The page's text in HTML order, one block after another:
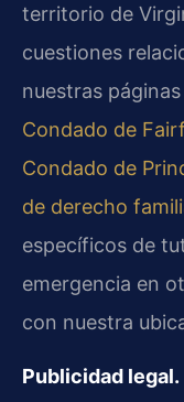
territorio de
cuestiones
nuestras
Condado de
Condado de
de derecho
específicos de
emergencia en
con nuestra
Publicidad legal.